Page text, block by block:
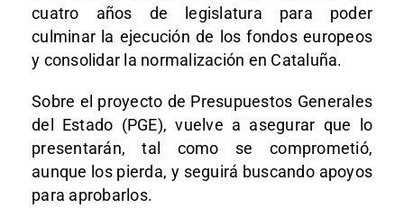
cuatro años de legislatura para poder
culminar la ejecución de los fondos europeos
y consolidar la normalización en Cataluña.
Sobre el proyecto de Presupuestos Generales
del Estado (PGE), vuelve a asegurar que lo
presentarán, tal como se comprometió,
aunque los pierda, y seguirá buscando apoyos
para aprobarlos.